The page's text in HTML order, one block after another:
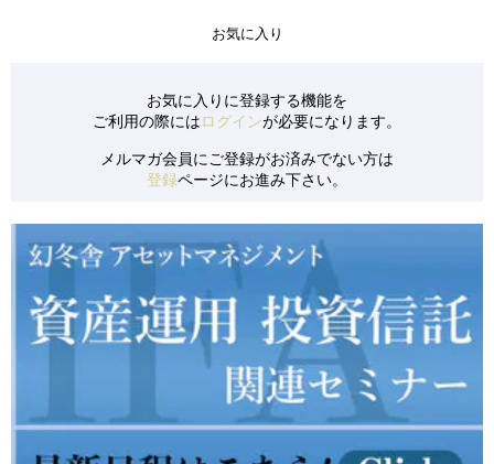
【0139】 アパレルキャラクターブランド
【0140】 中国地方のビジネスホテル
【0134】 長野県のリゾートペンション
【0133】 児童発達支援事業所のFC投資
【0136】 都内のレジデンス保有会社
【0131】 美容系商材を扱う小売&卸売業
【0132】 新設のコインランドリー
【0130】 リピーターを多く抱える飲食店
お気に入り
お気に入りに登録する機能を
ご利用の際にはログインが必要になります。
メルマガ会員にご登録がお済みでない方は
登録ページにお進み下さい。